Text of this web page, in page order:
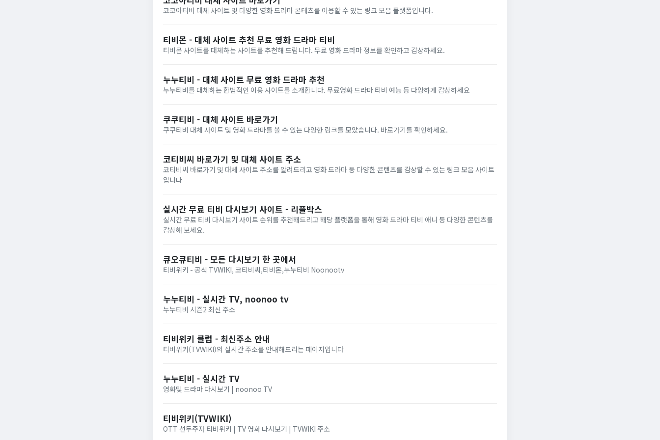
코코아티비 대체 사이트 및 다양한 영화 드라마 콘테츠를 이용할 수 있는 링크 모음 플랫폼입니다.
티비몬 - 대체 사이트 추천 무료 영화 드라마 티비
티비몬 사이트를 대체하는 사이트를 추천해 드립니다. 무료 영화 드라마 정보를 확인하고 감상하세요.
누누티비 - 대체 사이트 무료 영화 드라마 추천
누누티비를 대체하는 합법적인 이용 사이트를 소개합니다. 무료영화 드라마 티비 예능 등 다양하게 감상하세요
쿠쿠티비 - 대체 사이트 바로가기
쿠쿠티비 대체 사이트 및 영화 드라마를 볼 수 있는 다양한 링크를 모았습니다. 바로가기를 확인하세요.
코티비씨 바로가기 및 대체 사이트 주소
코티비씨 바로가기 및 대체 사이트 주소를 알려드리고 영화 드라마 등 다양한 콘텐츠를 감상할 수 있는 링크 모음 사이트
입니다
실시간 무료 티비 다시보기 사이트 - 리플박스
실시간 무료 티비 다시보기 사이트 순위를 추천해드리고 해당 플랫폼을 통해 영화 드라마 티비 애니 등 다양한 콘텐츠를
감상해 보세요.
큐오큐티비 - 모든 다시보기 한 곳에서
티비위키 - 공식 TVWIKI, 코티비씨,티비몬,누누티비 Noonootv
누누티비 - 실시간 TV, noonoo tv
누누티비 시즌2 최신 주소
티비위키 클럽 - 최신주소 안내
티비위키(TVWIKI)의 실시간 주소를 안내해드리는 페이지입니다
누누티비 - 실시간 TV
영화및 드라마 다시보기 | noonoo TV
티비위키(TVWIKI)
OTT 선두주자 티비위키 | TV 영화 다시보기 | TVWIKI 주소